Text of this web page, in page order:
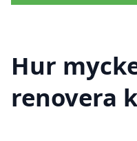
Hur
renovera